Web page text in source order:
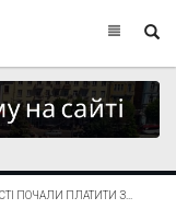
ПОЧАЛИ ПЛАТИТИ З...